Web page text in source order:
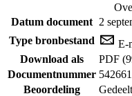
Datum document 2
Type bronbestand
E-
Download als
PDF
Documentnummer 542661
Beoordeling